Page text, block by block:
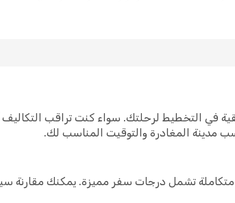
في التخطيط لرحلتك. سواء كنت تراقب
مدينة المغادرة والتوقيت المناسب لك.
تشمل درجات سفر مميزة. يمكنك مقارنة